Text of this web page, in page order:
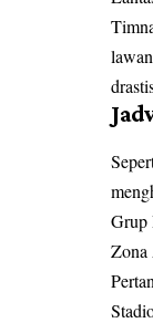
Grup
Zona